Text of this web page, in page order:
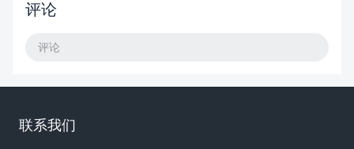
评论
评论
联系我们